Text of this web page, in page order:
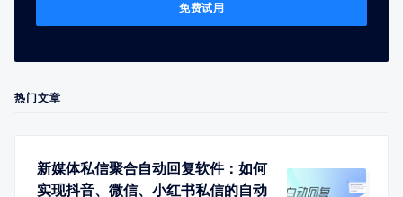
免费试用
热门文章
新媒体私信聚合自动回复软件：如何
实现抖音、微信、小红书私信的自动